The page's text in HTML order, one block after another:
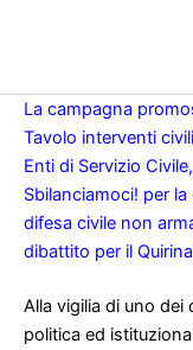
La campagna
Tavolo interventi
Enti di Servizio
Sbilanciamoci! per
difesa civile non
dibattito per il
Alla vigilia di uno dei
politica ed